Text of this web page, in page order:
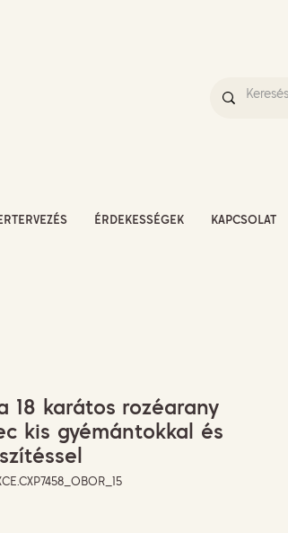
ÉRDEKESSÉGEK KAPCSOLAT
18 karátos rozéarany
kis gyémántokkal és